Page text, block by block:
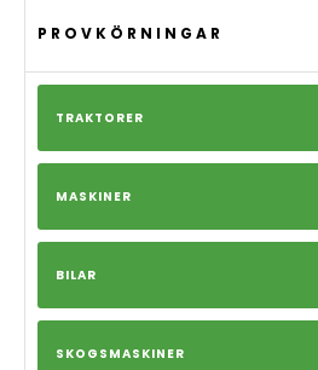
PROVKÖRNINGAR
TRAKTORER
MASKINER
BILAR
SKOGSMASKINER